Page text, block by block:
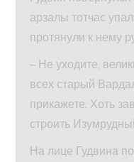
арзалы тотчас
протянули к нему
– Не уходите,
всех старый
прикажете. Хоть
строить
На лице Гудвина